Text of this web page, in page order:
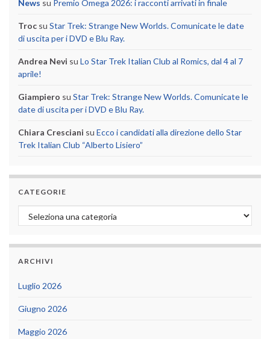
News su Premio Omega 2026: i racconti arrivati in finale
Troc su Star Trek: Strange New Worlds. Comunicate le date
di uscita per i DVD e Blu Ray.
Andrea Nevi su Lo Star Trek Italian Club al Romics, dal 4 al 7
aprile!
Giampiero su Star Trek: Strange New Worlds. Comunicate le
date di uscita per i DVD e Blu Ray.
Chiara Cresciani su Ecco i candidati alla direzione dello Star
Trek Italian Club “Alberto Lisiero”
CATEGORIE
Categorie
ARCHIVI
Luglio 2026
Giugno 2026
Maggio 2026